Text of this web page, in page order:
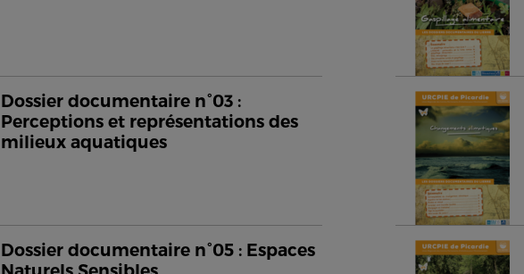
Dossier documentaire n°03 :
Perceptions et représentations des
milieux aquatiques
Dossier documentaire n°05 : Espaces